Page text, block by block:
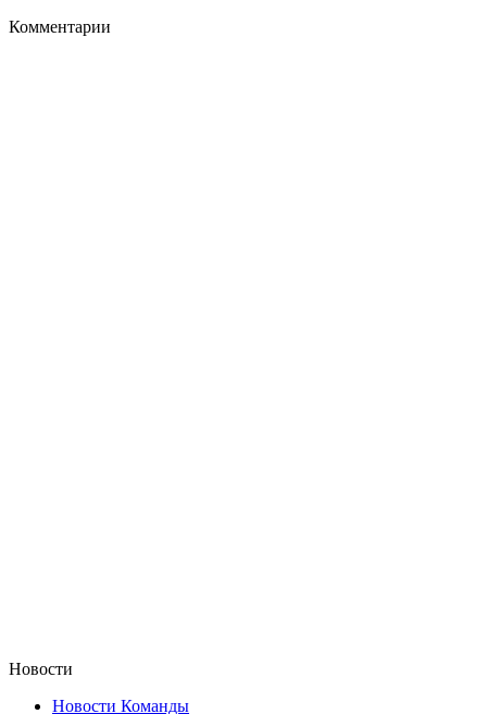
Комментарии
Новости
Новости Команды